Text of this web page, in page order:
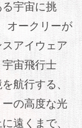
宇宙に挑
オークリーが
アイウェア
宙飛行士
航行する、
の高度な光
遠くまで、